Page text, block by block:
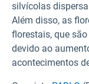
silvícolas
Além disso, as
florestais, que
devido ao
acontecimentos